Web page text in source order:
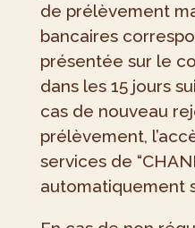
de prélèvement
bancaires
présentée sur le
dans les 15 jours
cas de nouveau
prélèvement,
services de
automatiquement